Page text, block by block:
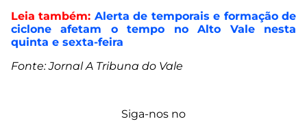
Leia também: Alerta de temporais e formação de
ciclone afetam o tempo no Alto Vale nesta
quinta e sexta-feira
Fonte: Jornal A Tribuna do Vale
Siga-nos no